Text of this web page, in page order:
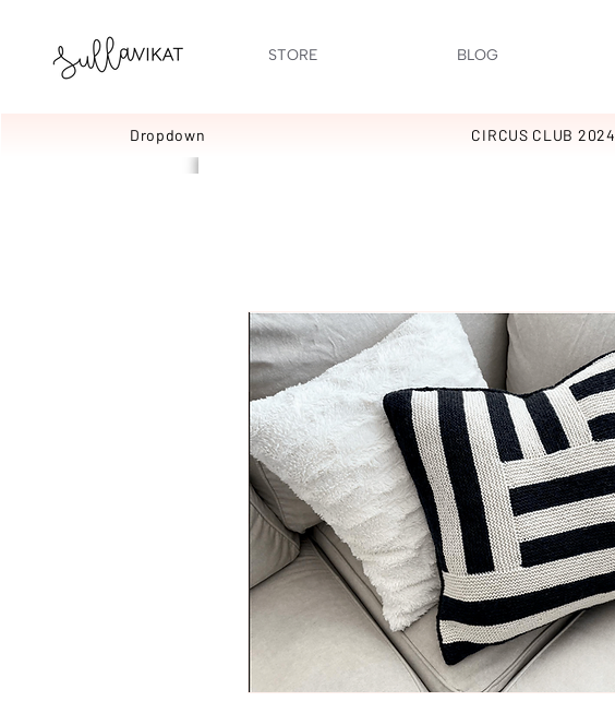
STORE BLOG
Dropdown CIRCUS CLUB 2024